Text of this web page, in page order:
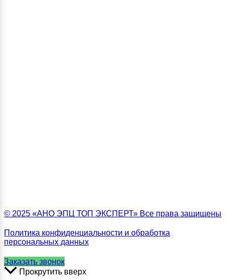
© 2025 «АНО ЭПЦ ТОП ЭКСПЕРТ» Все права защищены
Политика конфиденциальности и обработка
персональных данных
Заказать звонок
Прокрутить вверх